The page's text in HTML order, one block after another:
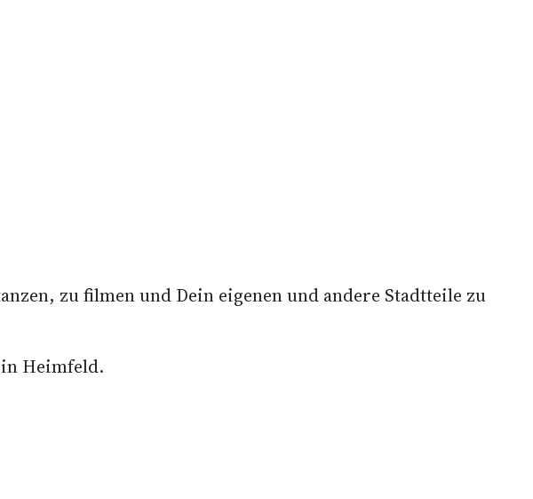
zu filmen und Dein eigenen und andere Stadtteile zu
Heimfeld.